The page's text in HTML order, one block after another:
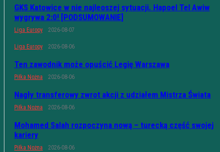
GKS Katowice w nie najleoszej sytuacji. Hapoel Tel Awiw
wygrywa 2:0! [PODSUMOWANIE]
Liga Europy 2026-08-07
Liga Europy 2026-08-06
Ten zawodnik może opuścić Legię Warszawa
Piłka Nożna 2026-08-06
Nagły transferowy zwrot akcji z udziałem Mistrza Świata
Piłka Nożna 2026-08-06
Mohamed Salah rozpoczyna nową – turecką część swojej
kariery
Piłka Nożna 2026-08-06